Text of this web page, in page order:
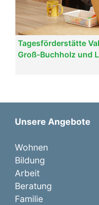
Tagesförderstätte
Groß-Buchholz und
Unsere Angebote
Wohnen
Bildung
Arbeit
Beratung
Familie